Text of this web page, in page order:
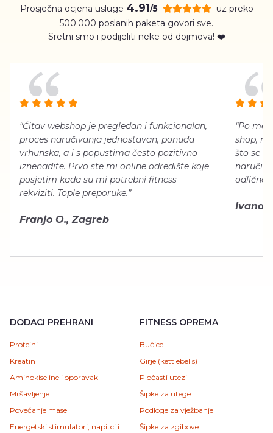
Prosječna ocjena usluge 4.91/5
uz preko
500.000 poslanih paketa govori sve.
Sretni smo i podijeliti neke od dojmova! ❤️
“Čitav webshop je pregledan i funkcionalan,
proces naručivanja jednostavan, ponuda
vrhunska, a i s popustima često pozitivno
iznenadite. Prvo ste mi online odredište koje
posjetim kada su mi potrebni fitness-
rekviziti. Tople preporuke.”
Franjo O., Zagreb
“Po
shop,
što se
naručiti,
odlično
Ivana
DODACI PREHRANI
Proteini
Kreatin
Aminokiseline i oporavak
Mršavljenje
Povećanje mase
Energetski stimulatori, napitci i
FITNESS OPREMA
Bučice
Girje (kettlebells)
Pločasti utezi
Šipke za utege
Podloge za vježbanje
Šipke za zgibove